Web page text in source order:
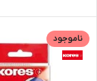
ناموجود